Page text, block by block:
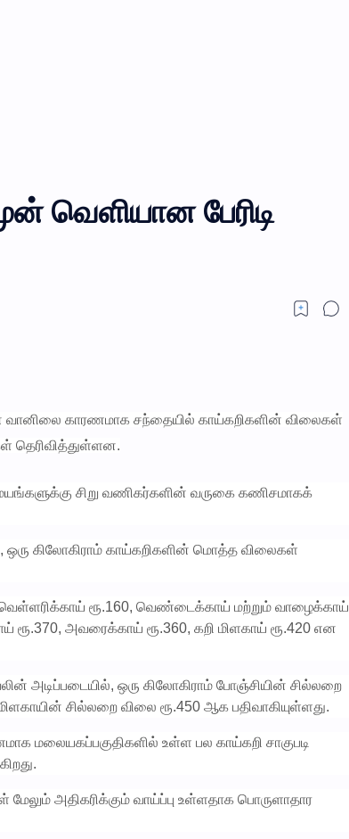
வெளியான பேரிடி
வானிலை காரணமாக சந்தையில் காய்கறிகளின் விலைகள்
தெரிவித்துள்ளன.
சிறு வணிகர்களின் வருகை கணிசமாகக்
ஒரு கிலோகிராம் காய்கறிகளின் மொத்த விலைகள்
வெள்ளரிக்காய் ரூ.160, வெண்டைக்காய் மற்றும் வாழைக்காய்
ரூ.370, அவரைக்காய் ரூ.360, கறி மிளகாய் ரூ.420 என
அடிப்படையில், ஒரு கிலோகிராம் போஞ்சியின் சில்லறை
சில்லறை விலை ரூ.450 ஆக பதிவாகியுள்ளது.
மலையகப்பகுதிகளில் உள்ள பல காய்கறி சாகுபடி
அதிகரிக்கும் வாய்ப்பு உள்ளதாக பொருளாதார